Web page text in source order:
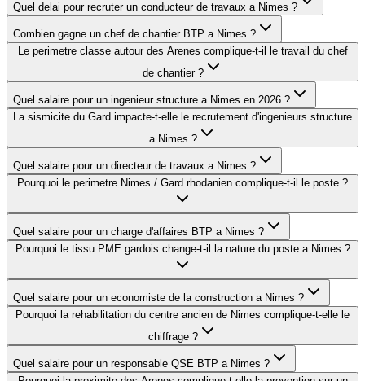
Quel delai pour recruter un conducteur de travaux a Nimes ?
Combien gagne un chef de chantier BTP a Nimes ?
Le perimetre classe autour des Arenes complique-t-il le travail du chef
de chantier ?
Quel salaire pour un ingenieur structure a Nimes en 2026 ?
La sismicite du Gard impacte-t-elle le recrutement d'ingenieurs structure
a Nimes ?
Quel salaire pour un directeur de travaux a Nimes ?
Pourquoi le perimetre Nimes / Gard rhodanien complique-t-il le poste ?
Quel salaire pour un charge d'affaires BTP a Nimes ?
Pourquoi le tissu PME gardois change-t-il la nature du poste a Nimes ?
Quel salaire pour un economiste de la construction a Nimes ?
Pourquoi la rehabilitation du centre ancien de Nimes complique-t-elle le
chiffrage ?
Quel salaire pour un responsable QSE BTP a Nimes ?